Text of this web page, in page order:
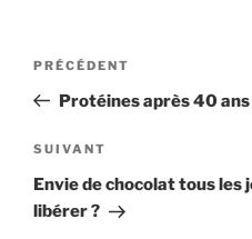
Navigation
l’article
Article
précédent
PRÉCÉDENT
Protéines après 40 ans
Article
suivant
SUIVANT
Envie de chocolat tous les
libérer ?